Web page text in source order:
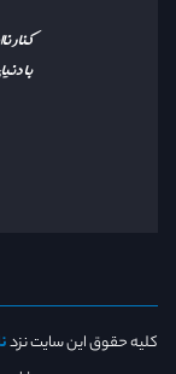
کنار
با
کلیه حقوق این سایت نزد